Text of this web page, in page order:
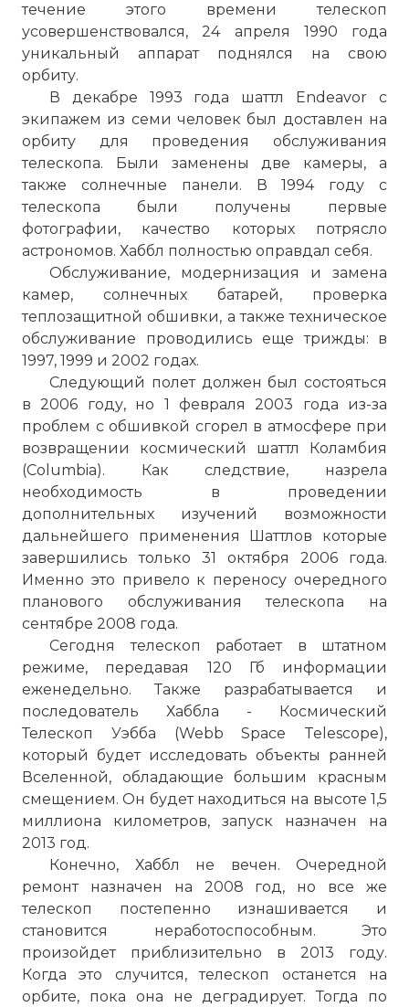
течение этого времени телескоп
усовершенствовался, 24 апреля 1990 года
уникальный аппарат поднялся на свою
орбиту.
В декабре 1993 года шаттл Endeavor с
экипажем из семи человек был доставлен на
орбиту для проведения обслуживания
телескопа. Были заменены две камеры, а
также солнечные панели. В 1994 году с
телескопа были получены первые
фотографии, качество которых потрясло
астрономов. Хаббл полностью оправдал себя.
Обслуживание, модернизация и замена
камер, солнечных батарей, проверка
теплозащитной обшивки, а также техническое
обслуживание проводились еще трижды: в
1997, 1999 и 2002 годах.
Следующий полет должен был состояться
в 2006 году, но 1 февраля 2003 года из-за
проблем с обшивкой сгорел в атмосфере при
возвращении космический шаттл Коламбия
(Columbia). Как следствие, назрела
необходимость в проведении
дополнительных изучений возможности
дальнейшего применения Шаттлов которые
завершились только 31 октября 2006 года.
Именно это привело к переносу очередного
планового обслуживания телескопа на
сентябре 2008 года.
Сегодня телескоп работает в штатном
режиме, передавая 120 Гб информации
еженедельно. Также разрабатывается и
последователь Хаббла - Космический
Телескоп Уэбба (Webb Space Telescope),
который будет исследовать объекты ранней
Вселенной, обладающие большим красным
смещением. Он будет находиться на высоте 1,5
миллиона километров, запуск назначен на
2013 год.
Конечно, Хаббл не вечен. Очередной
ремонт назначен на 2008 год, но все же
телескоп постепенно изнашивается и
становится неработоспособным. Это
произойдет приблизительно в 2013 году.
Когда это случится, телескоп останется на
орбите, пока она не деградирует. Тогда по